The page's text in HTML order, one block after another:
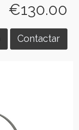
€130.00
Contactar